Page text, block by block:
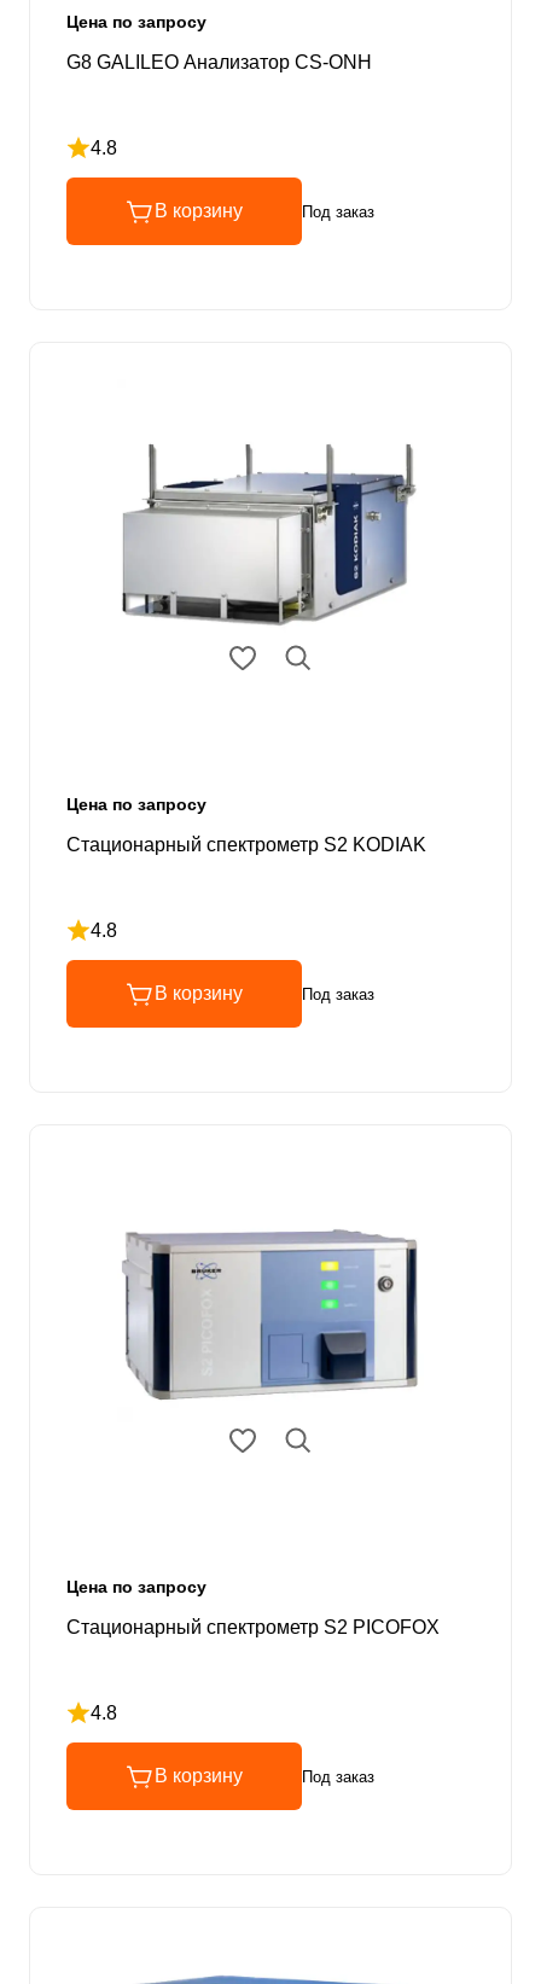
Цена по запросу
G8 GALILEO Анализатор CS-ONH
4.8
Рейтинг 4.8 из 5
В корзину Под заказ
Цена по запросу
Стационарный спектрометр S2 KODIAK
4.8
Рейтинг 4.8 из 5
В корзину Под заказ
Цена по запросу
Стационарный спектрометр S2 PICOFOX
4.8
Рейтинг 4.8 из 5
В корзину Под заказ